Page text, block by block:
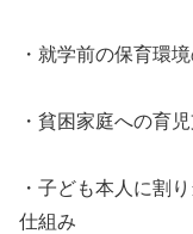
・就学前の保育環
・貧困家庭への育
・子ども本人に割
仕組み